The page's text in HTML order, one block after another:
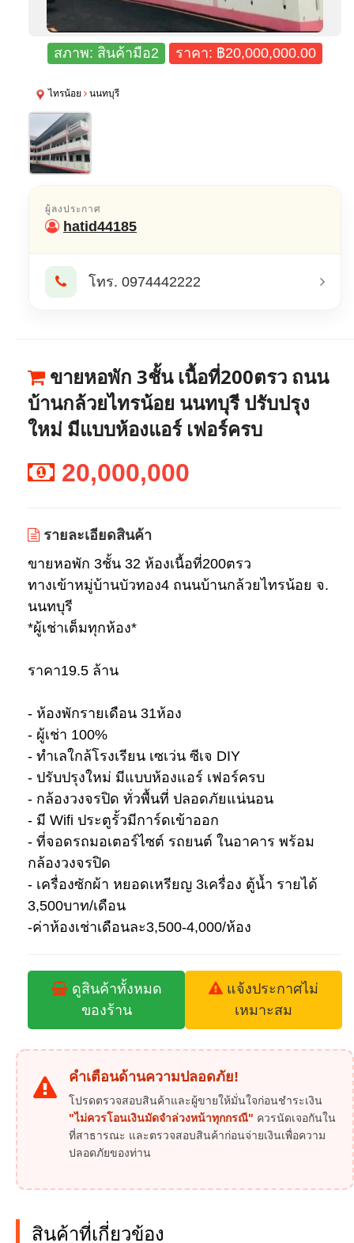
สภาพ: สินค้ามือ2 ราคา: ฿20,000,000.00
ไทรน้อย นนทบุรี
ผู้ลงประกาศ
hatid44185
โทร. 0974442222
ขายหอพัก 3ชั้น เนื้อที่200ตรว ถนน
บ้านกล้วยไทรน้อย นนทบุรี ปรับปรุง
ใหม่ มีแบบห้องแอร์ เฟอร์ครบ
20,000,000
รายละเอียดสินค้า
ขายหอพัก 3ชั้น 32 ห้องเนื้อที่200ตรว
ทางเข้าหมู่บ้านบัวทอง4 ถนนบ้านกล้วยไทรน้อย จ.
นนทบุรี
*ผู้เช่าเต็มทุกห้อง*
ราคา19.5 ล้าน
- ห้องพักรายเดือน 31ห้อง
- ผู้เช่า 100%
- ทำเลใกล้โรงเรียน เซเว่น ซีเจ DIY
- ปรับปรุงใหม่ มีแบบห้องแอร์ เฟอร์ครบ
- กล้องวงจรปิด ทั่วพื้นที่ ปลอดภัยแน่นอน
- มี Wifi ประตูรั้วมีการ์ดเข้าออก
- ที่จอดรถมอเตอร์ไซต์ รถยนต์ ในอาคาร พร้อม
กล้องวงจรปิด
- เครื่องซักผ้า หยอดเหรียญ 3เครื่อง ตู้น้ำ รายได้
3,500บาท/เดือน
-ค่าห้องเช่าเดือนละ3,500-4,000/ห้อง
ดูสินค้าทั้งหมด
ของร้าน
แจ้งประกาศไม่
เหมาะสม
คำเตือนด้านความปลอดภัย!
โปรดตรวจสอบสินค้าและผู้ขายให้มั่นใจก่อนชำระเงิน
"ไม่ควรโอนเงินมัดจำล่วงหน้าทุกกรณี" ควรนัดเจอกันใน
ที่สาธารณะ และตรวจสอบสินค้าก่อนจ่ายเงินเพื่อความ
ปลอดภัยของท่าน
สินค้าที่เกี่ยวข้อง